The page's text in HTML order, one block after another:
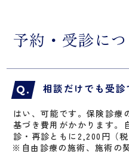
予約・受診に
相談だけでも受診
はい、可能です。保険診療
基づき費用がかかります。
診・再診ともに2,200円（
※自由診療の施術、施術の